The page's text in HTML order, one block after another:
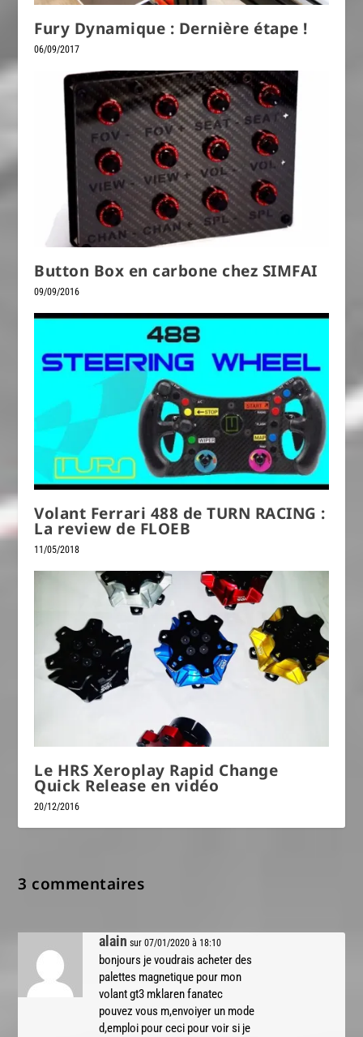
Fury Dynamique : Dernière étape !
06/09/2017
Button Box en carbone chez SIMFAI
09/09/2016
Volant Ferrari 488 de TURN RACING :
La review de FLOEB
11/05/2018
Le HRS Xeroplay Rapid Change
Quick Release en vidéo
20/12/2016
3 commentaires
alain sur 07/01/2020 à 18:10
bonjours je voudrais acheter des
palettes magnetique pour mon
volant gt3 mklaren fanatec
pouvez vous m,envoiyer un mode
d,emploi pour ceci pour voir si je